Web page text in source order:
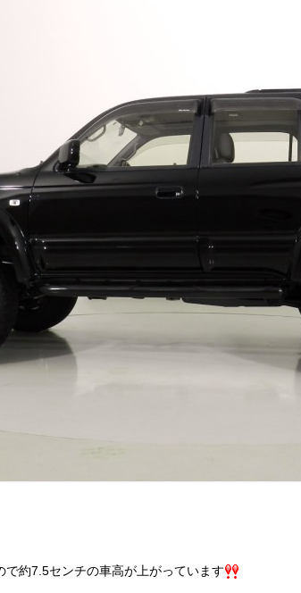
で約7.5センチの車高が上がっています